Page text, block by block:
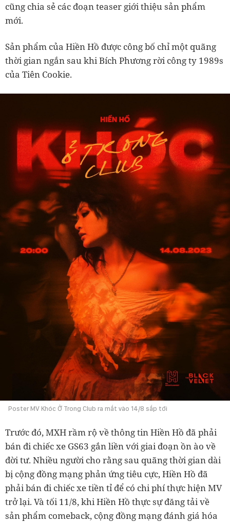
cũng chia sẻ các đoạn teaser giới thiệu sản phẩm
mới.
Sản phẩm của Hiền Hồ được công bố chỉ một quãng
thời gian ngắn sau khi Bích Phương rời công ty 1989s
của Tiên Cookie.
Poster MV Khóc Ở Trong Club ra mắt vào 14/8 sắp tới
Trước đó, MXH rầm rộ về thông tin Hiền Hồ đã phải
bán đi chiếc xe GS63 gắn liền với giai đoạn ồn ào về
đời tư. Nhiều người cho rằng sau quãng thời gian dài
bị cộng đồng mạng phản ứng tiêu cực, Hiền Hồ đã
phải bán đi chiếc xe tiền tỉ để có chi phí thực hiện MV
trở lại. Và tối 11/8, khi Hiền Hồ thực sự đăng tải về
sản phẩm comeback, cộng đồng mạng đánh giá hóa